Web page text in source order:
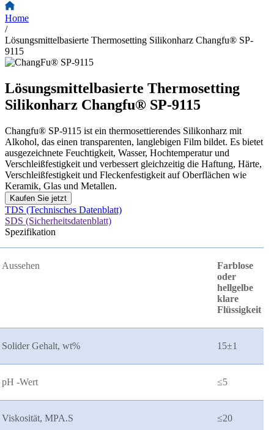
Home
/
Lösungsmittelbasierte Thermosetting Silikonharz Changfu® SP-
9115
Lösungsmittelbasierte Thermosetting
Silikonharz Changfu® SP-9115
Changfu® SP-9115 ist ein thermosettierendes Silikonharz mit
Alkohol, das einen transparenten, langlebigen Film bildet. Es bietet
ausgezeichnete Feuchtigkeit, Wasser, Hochtemperatur und
Verschleißfestigkeit und verbessert gleichzeitig die Haftung, Härte,
Verschleißfestigkeit und Fleckenfestigkeit auf Oberflächen wie
Keramik, Glas und Metallen.
Kaufen Sie jetzt
TDS (Technisches Datenblatt)
SDS (Sicherheitsdatenblatt)
Spezifikation
Aussehen
Farblose
oder
hellgelbe
klare
Flüssigkeit
Solider Gehalt, wt% 15±1
pH -Wert ≤5
Viskosität, MPA.S ≤20